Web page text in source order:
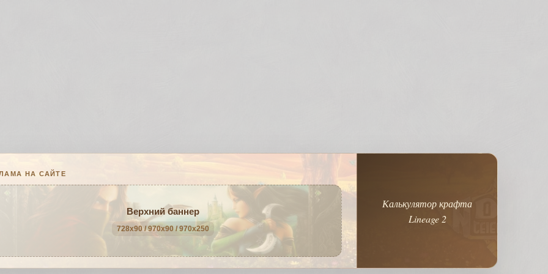
НА САЙТЕ
Верхний баннер
728x90 / 970x90 / 970x250
Калькулятор крафта
Lineage 2